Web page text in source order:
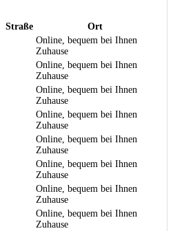
Straße
Ort
Online, bequem bei Ihnen
Zuhause
Online, bequem bei Ihnen
Zuhause
Online, bequem bei Ihnen
Zuhause
Online, bequem bei Ihnen
Zuhause
Online, bequem bei Ihnen
Zuhause
Online, bequem bei Ihnen
Zuhause
Online, bequem bei Ihnen
Zuhause
Online, bequem bei Ihnen
Zuhause